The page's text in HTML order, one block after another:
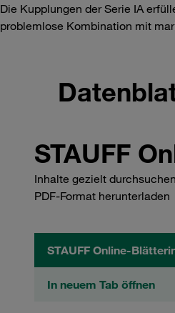
Die Kupplungen der Serie IA
problemlose Kombination mit
STAUFF
Inhalte gezielt
PDF-Format herunterladen
STAUFF Online-
In neuem Tab öffnen